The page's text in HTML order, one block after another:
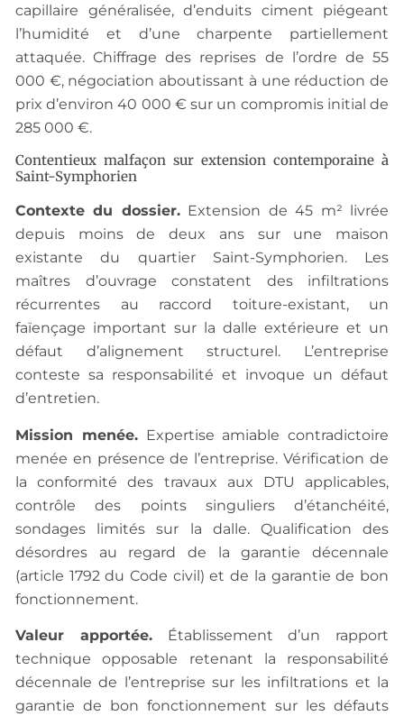
capillaire généralisée, d’enduits ciment piégeant
l’humidité et d’une charpente partiellement
attaquée. Chiffrage des reprises de l’ordre de 55
000 €, négociation aboutissant à une réduction de
prix d’environ 40 000 € sur un compromis initial de
285 000 €.
Contentieux malfaçon sur extension contemporaine à
Saint-Symphorien
Contexte du dossier.Extension de 45 m² livrée
depuis moins de deux ans sur une maison
existante du quartier Saint-Symphorien. Les
maîtres d’ouvrage constatent des infiltrations
récurrentes au raccord toiture-existant, un
faïençage important sur la dalle extérieure et un
défaut d’alignement structurel. L’entreprise
conteste sa responsabilité et invoque un défaut
d’entretien.
Mission menée.Expertise amiable contradictoire
menée en présence de l’entreprise. Vérification de
la conformité des travaux aux DTU applicables,
contrôle des points singuliers d’étanchéité,
sondages limités sur la dalle. Qualification des
désordres au regard de la garantie décennale
(article 1792 du Code civil) et de la garantie de bon
fonctionnement.
Valeur apportée.Établissement d’un rapport
technique opposable retenant la responsabilité
décennale de l’entreprise sur les infiltrations et la
garantie de bon fonctionnement sur les défauts